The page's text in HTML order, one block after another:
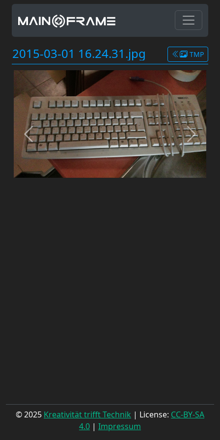
2015-03-01 16.24.31.jpg TMP
© 2025 Kreativität trifft Technik | License: CC-BY-SA
4.0 | Impressum